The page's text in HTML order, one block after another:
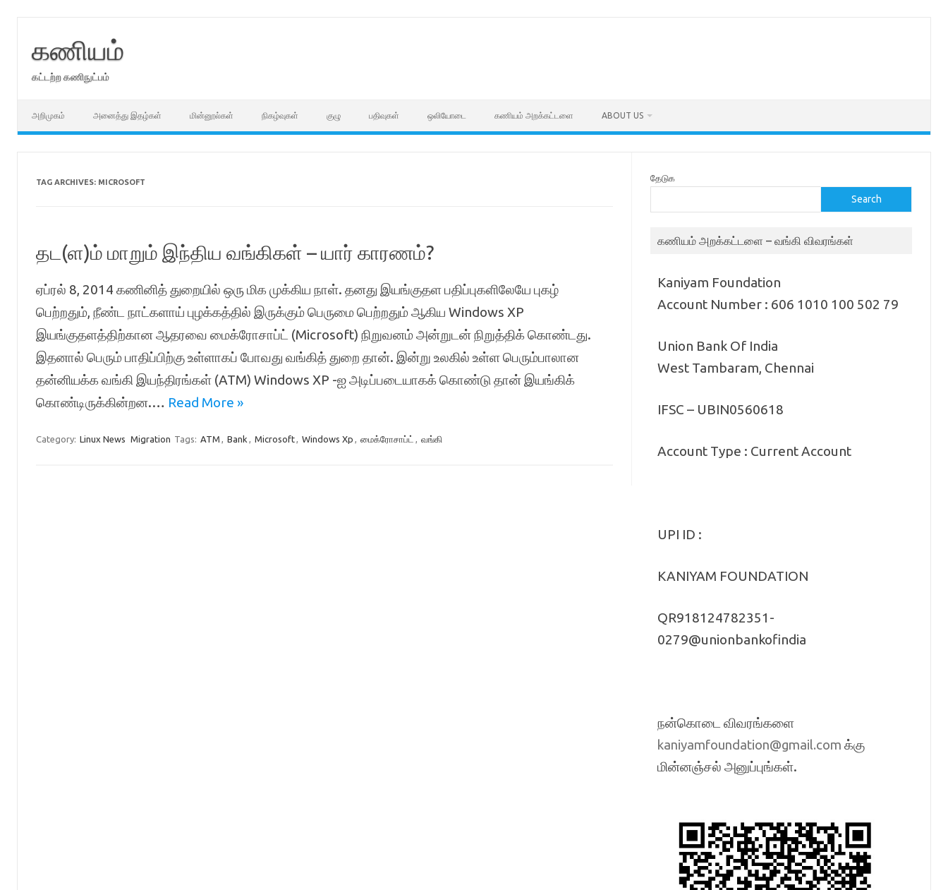
கணியம்
கட்டற்ற கணிநுட்பம்
அறிமுகம் அனைத்து இதழ்கள் மின்னூல்கள் நிகழ்வுகள் குழு பதிவுகள் ஒலியோடை கணியம் அறக்கட்டளை ABOUT US
TAG ARCHIVES: MICROSOFT
தட(ள)ம் மாறும் இந்திய வங்கிகள் – யார் காரணம்?
ஏப்ரல் 8, 2014 கணினித் துறையில் ஒரு மிக முக்கிய நாள். தனது இயங்குதள பதிப்புகளிலேயே புகழ்
பெற்றதும், நீண்ட நாட்களாய் புழக்கத்தில் இருக்கும் பெருமை பெற்றதும் ஆகிய Windows XP
இயங்குதளத்திற்கான ஆதரவை மைக்ரோசாப்ட் (Microsoft) நிறுவனம் அன்றுடன் நிறுத்திக் கொண்டது.
இதனால் பெரும் பாதிப்பிற்கு உள்ளாகப் போவது வங்கித் துறை தான். இன்று உலகில் உள்ள பெரும்பாலான
தன்னியக்க வங்கி இயந்திரங்கள் (ATM) Windows XP -ஐ அடிப்படையாகக் கொண்டு தான் இயங்கிக்
கொண்டிருக்கின்றன.… Read More »
Category: Linux News Migration Tags: ATM , Bank , Microsoft, Windows Xp , மைக்ரோசாப்ட் , வங்கி
தேடுக
Search
கணியம் அறக்கட்டளை – வங்கி விவரங்கள்
Kaniyam Foundation
Account Number : 606 1010 100 502 79
Union Bank Of India
West Tambaram, Chennai
IFSC – UBIN0560618
Account Type : Current Account
UPI ID :
KANIYAM FOUNDATION
QR918124782351-
0279@unionbankofindia
நன்கொடை விவரங்களை
kaniyamfoundation@gmail.com க்கு
மின்னஞ்சல் அனுப்புங்கள்.